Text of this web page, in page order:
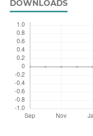
DOWNLOADS